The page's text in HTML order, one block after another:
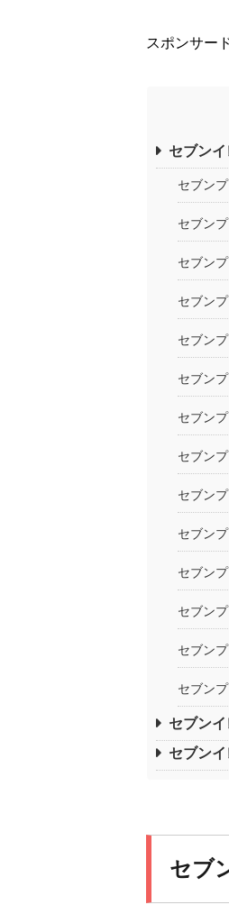
スポンサー
セブン
セブン
セブン
セブン
セブン
セブン
セブン
セブン
セブン
セブン
セブン
セブン
セブン
セブン
セブン
セブン
セブン
セブ